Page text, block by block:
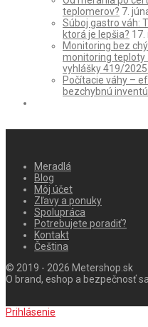
teplomerov? 7.
Súboj gastro váh:
ktorá je lepšia? 17.
Monitoring bez
monitoring teploty
vyhlášky 419/2025
Počítacie váhy –
bezchybnú
Meradlá
Blog
Môj účet
Zľavy a ponuky
Spolupráca
Potrebujete poradiť?
Kontakt
Čeština
© 2019 - 2026 Metershop.sk
O brand, eshop a bezpečnosť
Prihlásenie